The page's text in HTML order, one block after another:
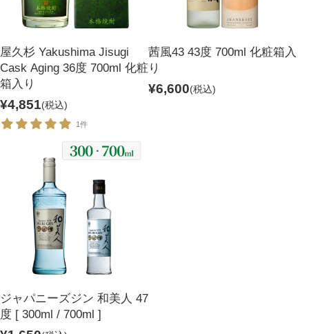
ご利用ガイド
お客様の声
お問い合わせ
メールマガジン
プライバシーポリシー
特定商取引法に基づく表示
屋久杉 Yakushima Jisugi
Cask Aging 36度 700ml 化粧
箱入り
¥4,851(税込)
1件
茜風43 43度 700ml 化粧箱入
り
¥6,600(税込)
ジャパニーズジン 和美人 47
度 [ 300ml / 700ml ]